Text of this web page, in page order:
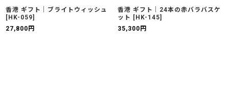
香港 ギフト｜ブライトウィッシュ
[ HK-059]
27,800 円
香港 ギフト｜24本の赤バラバスケ
ット
[ HK-145]
35,300 円